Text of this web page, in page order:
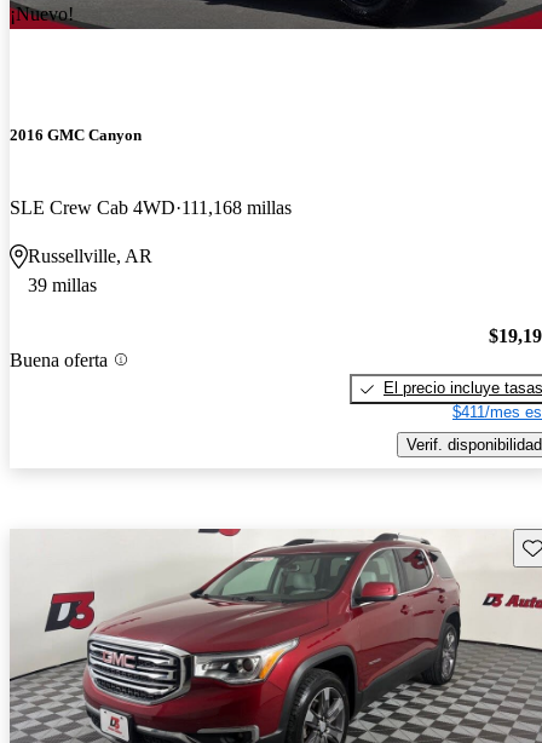
¡Nuevo!
2016 GMC Canyon
SLE Crew Cab 4WD 111,168 millas
Russellville, AR
39 millas
Buena oferta
El precio incluye tasas
$411/mes
Verif. disponibilidad